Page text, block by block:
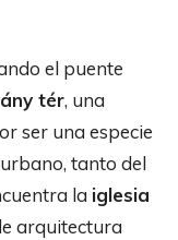
el puente
tér, una
ser una especie
tanto del
la iglesia
arquitectura